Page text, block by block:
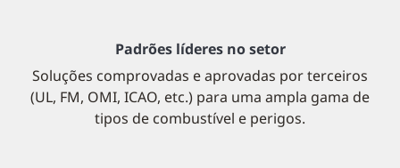
Padrões líderes no setor
Soluções comprovadas e aprovadas por terceiros
(UL, FM, OMI, ICAO, etc.) para uma ampla gama de
tipos de combustível e perigos.